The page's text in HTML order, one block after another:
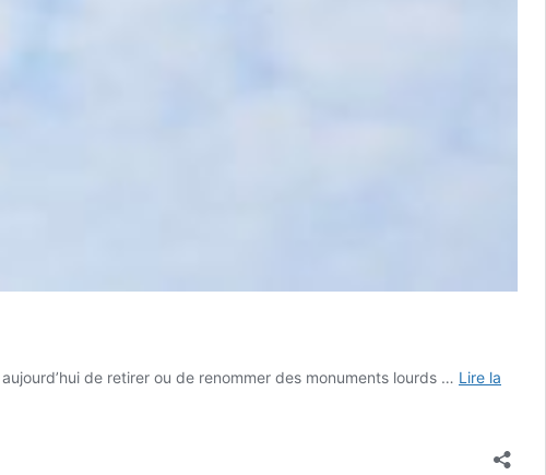
de retirer ou de renommer des monuments lourds … Lire la